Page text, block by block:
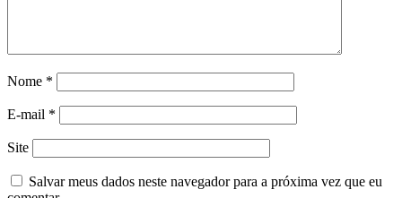
Nome *
E-mail *
Site
Salvar meus dados neste navegador para a próxima vez que eu